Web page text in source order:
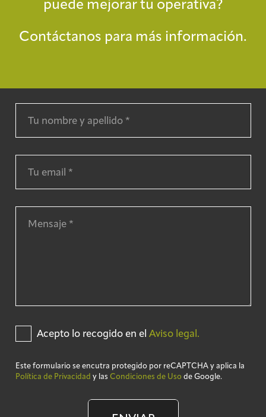
puede mejorar tu operativa?
Contáctanos para más información.
Acepto lo recogido en el Aviso legal.
Este formulario se encutra protegido por reCAPTCHA y aplica la
Política de Privacidad y las Condiciones de Uso de Google.